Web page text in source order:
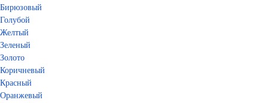
Бирюзовый
Голубой
Желтый
Зеленый
Золото
Коричневый
Красный
Оранжевый